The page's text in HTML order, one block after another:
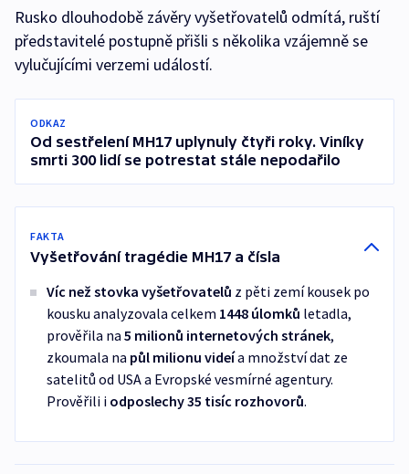
Rusko dlouhodobě závěry vyšetřovatelů odmítá, ruští
představitelé postupně přišli s několika vzájemně se
vylučujícími verzemi událostí.
ODKAZ
Od sestřelení MH17 uplynuly čtyři roky. Viníky
smrti 300 lidí se potrestat stále nepodařilo
FAKTA
Vyšetřování tragédie MH17 a čísla
Víc než stovka vyšetřovatelů z pěti zemí kousek po
kousku analyzovala celkem 1448 úlomků letadla,
prověřila na 5 milionů internetových stránek,
zkoumala na půl milionu videía množství dat ze
satelitů od USA a Evropské vesmírné agentury.
Prověřili i odposlechy 35 tisíc rozhovorů.